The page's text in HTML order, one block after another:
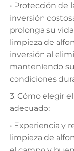
• Protección de
inversión
prolonga su
limpieza de
inversión al
manteniendo
condiciones
3. Cómo elegir
adecuado:
• Experiencia y
limpieza de